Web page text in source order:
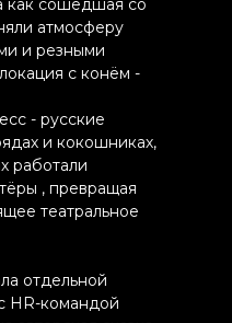
как сошедшая со
атмосферу
и резными
с конём -
- русские
и кокошниках,
работали
, превращая
театральное
отдельной
HR-командой